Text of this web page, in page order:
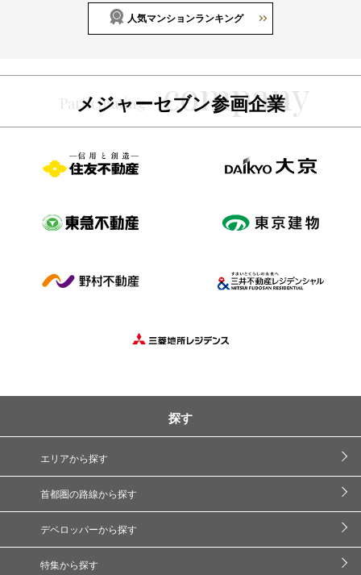
人気マンションランキング
メジャーセブン参画企業
探す
エリアから探す
首都圏の路線から探す
デベロッパーから探す
特集から探す